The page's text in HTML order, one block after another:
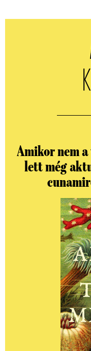
Amikor nem
lett még